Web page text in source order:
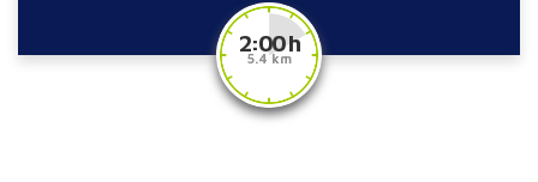
2:00 h
5.4 km